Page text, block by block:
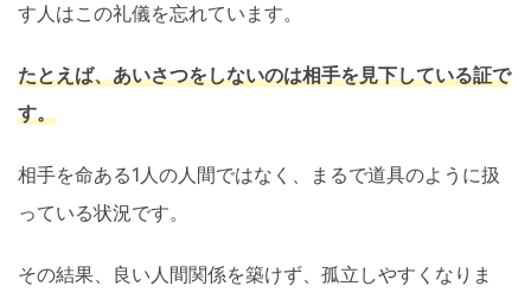
す人はこの礼儀を忘れています。
たとえば、あいさつをしないのは相手を見下している証で
す。
相手を命ある1人の人間ではなく、まるで道具のように扱
っている状況です。
その結果、良い人間関係を築けず、孤立しやすくなりま